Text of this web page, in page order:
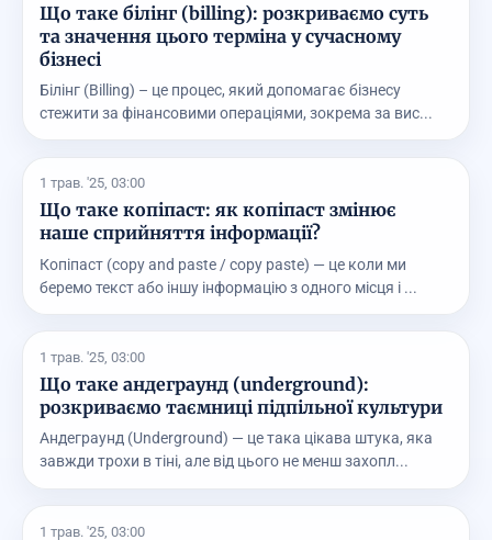
Що таке білінг (billing): розкриваємо суть
та значення цього терміна у сучасному
бізнесі
Білінг (Billing) – це процес, який допомагає бізнесу
стежити за фінансовими операціями, зокрема за вис...
1 трав. '25, 03:00
Що таке копіпаст: як копіпаст змінює
наше сприйняття інформації?
Копіпаст (copy and paste / copy paste) — це коли ми
беремо текст або іншу інформацію з одного місця і ...
1 трав. '25, 03:00
Що таке андеграунд (underground):
розкриваємо таємниці підпільної культури
Андеграунд (Underground) — це така цікава штука, яка
завжди трохи в тіні, але від цього не менш захопл...
1 трав. '25, 03:00